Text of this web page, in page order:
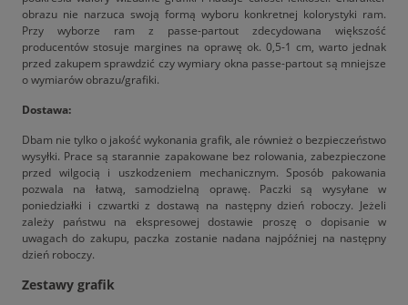
obrazu nie narzuca swoją formą wyboru konkretnej kolorystyki ram.
Przy wyborze ram z passe-partout zdecydowana większość
producentów stosuje margines na oprawę ok. 0,5-1 cm, warto jednak
przed zakupem sprawdzić czy wymiary okna passe-partout są mniejsze
o wymiarów obrazu/grafiki.
Dostawa:
Dbam nie tylko o jakość wykonania grafik, ale również o bezpieczeństwo
wysyłki. Prace są starannie zapakowane bez rolowania, zabezpieczone
przed wilgocią i uszkodzeniem mechanicznym. Sposób pakowania
pozwala na łatwą, samodzielną oprawę. Paczki są wysyłane w
poniedziałki i czwartki z dostawą na następny dzień roboczy. Jeżeli
zależy państwu na ekspresowej dostawie proszę o dopisanie w
uwagach do zakupu, paczka zostanie nadana najpóźniej na następny
dzień roboczy.
Zestawy grafik